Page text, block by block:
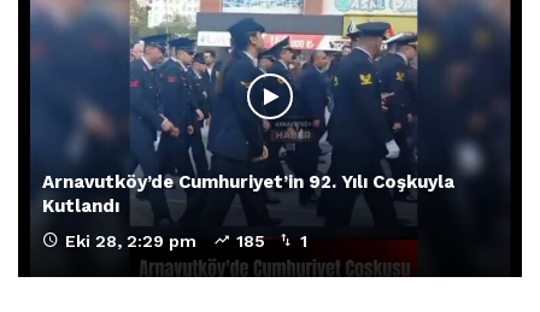
Arnavutköy’de Cumhuriyet’in 92. Yılı Coşkuyla
Kutlandı
Eki 28, 2:29 pm 185 1